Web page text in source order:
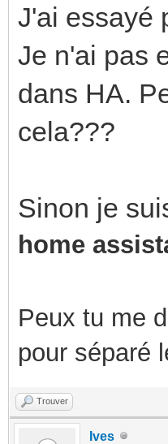
J'ai essayé
Je n'ai pas
dans HA.
cela???
Sinon je
home
Peux tu me
pour séparé
Trouver
Ives